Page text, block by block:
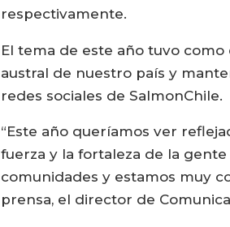
respectivamente.
El tema de este año tuvo
austral de nuestro país y
redes sociales de SalmonChile.
“Este año queríamos ver
fuerza y la fortaleza de la
comunidades y estamos muy
prensa, el director de